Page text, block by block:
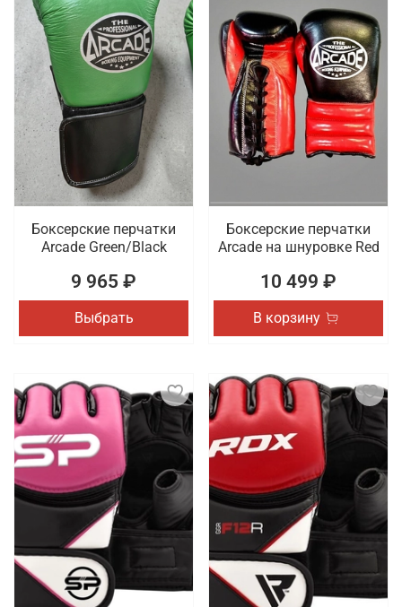
Боксерские перчатки
Arcade Green/Black
9 965 ₽
Выбрать
Боксерские перчатки
Arcade на шнуровке Red
10 499 ₽
В корзину